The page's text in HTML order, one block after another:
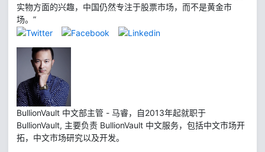
实物方面的兴趣，中国仍然专注于股票市场，而不是黄金市
场。”
BullionVault 中文部主管 - 马睿，自2013年起就职于
BullionVault, 主要负责 BullionVault 中文服务，包括中文市场开
拓，中文市场研究以及开发。